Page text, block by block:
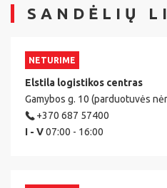
SANDĖLIŲ
NETURIME
Elstila logistikos centras
Gamybos g. 10 (parduotuvės
+370 687 57400
I - V07:00 - 16:00